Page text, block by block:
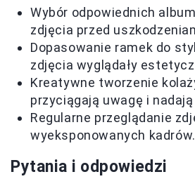
Wybór odpowiednich
zdjęcia przed
Dopasowanie ramek do
zdjęcia wyglądały
Kreatywne tworzenie
przyciągają uwagę i
Regularne przeglądanie
wyeksponowanych kadrów.
Pytania i odpowiedzi